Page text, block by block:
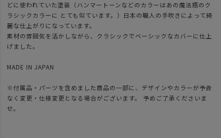
どに使われていた塗装（ハンマートーンなどのカラーはあの魔法瓶のク
ラシックカラーに とても似ています。）日本の職人の手吹きによって綺
麗な仕上がりになっています。
素材の雰囲気を活かしながら、クラシックでベーシックなカバーに仕上
げました。
MADE IN JAPAN
※付属品・パーツを含めました商品の一部に、デザインやカラーが予告
なく変更・仕様変更となる場合がございます。 予めご了承くださいま
せ。